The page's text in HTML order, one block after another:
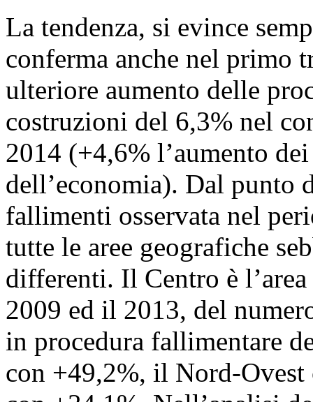
La tendenza, si evince
conferma anche nel primo
ulteriore aumento delle
costruzioni del 6,3% nel
2014 (+4,6% l’aumento
dell’economia). Dal punto
fallimenti osservata nel
tutte le aree geografiche
differenti. Il Centro è
2009 ed il 2013, del
in procedura fallimentare
con +49,2%, il Nord-